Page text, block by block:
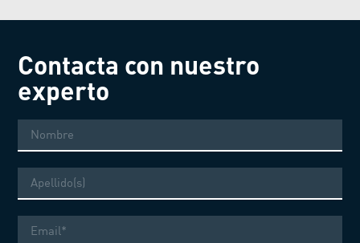
Contacta con nuestro
experto
electrónico